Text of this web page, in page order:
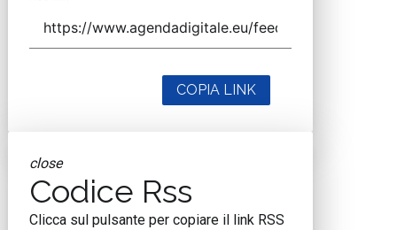
COPIA LINK
close
Codice Rss
Clicca sul pulsante per copiare il link RSS